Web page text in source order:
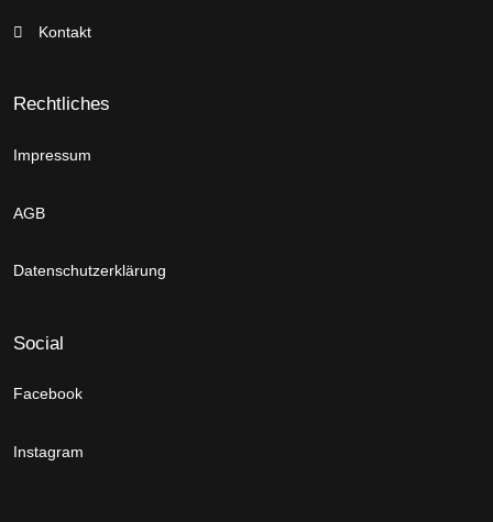
Kontakt
Rechtliches
Impressum
AGB
Datenschutzerklärung
Social
Facebook
Instagram